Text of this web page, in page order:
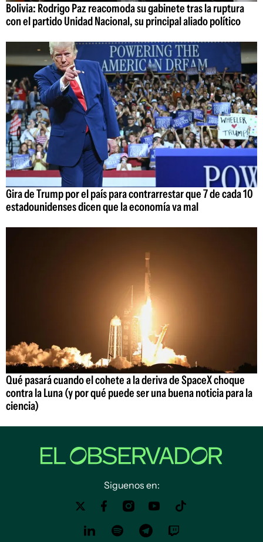
Bolivia: Rodrigo Paz reacomoda su gabinete tras la ruptura
con el partido Unidad Nacional, su principal aliado político
Gira de Trump por el país para contrarrestar que 7 de cada 10
estadounidenses dicen que la economía va mal
Qué pasará cuando el cohete a la deriva de SpaceX choque
contra la Luna (y por qué puede ser una buena noticia para la
ciencia)
Siguenos en: